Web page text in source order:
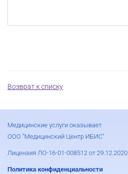
Возврат к списку
Медицинские услуги оказывает
ООО "Медицинский Центр ИБИС"
Лицензия ЛО-16-01-008512 от 29.12.2020
Политика конфиденциальности